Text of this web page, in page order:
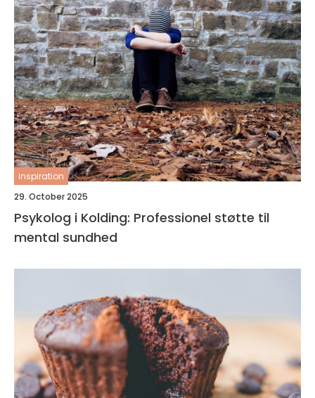
inspiration
29. October 2025
Psykolog i Kolding: Professionel støtte til
mental sundhed